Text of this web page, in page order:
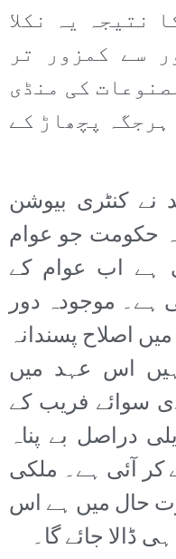
نتیجہ یہ نکلا
سے کمزور تر
کی منڈی
ہرجگہ پچھاڑ کے
کنٹری بیوشن
حکومت جو عوام
ہے اب عوام کے
ہے۔ موجودہ دور
اصلاح پسندانہ
ہیں اس عہد میں
سوائے فریب کے
دراصل بے پناہ
کر آئی ہے۔ ملکی
حال میں ہے اس
ڈالا جائے گا۔